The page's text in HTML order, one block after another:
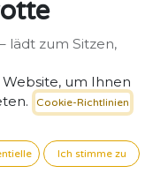
lädt zum Sitzen,
um Ihnen
Cookie-Richtlinien
Ich stimme zu